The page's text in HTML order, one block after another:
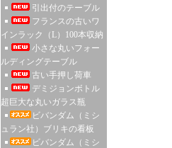
引出付のテーブル
フランスの古いワ
インラック（L）100本収納
小さな丸いフォー
ルディングテーブル
古い手押し荷車
デミジョンボトル
超巨大な丸いガラス瓶
ビバンダム（ミシ
ュラン社）ブリキの看板
ビバンダム（ミシ